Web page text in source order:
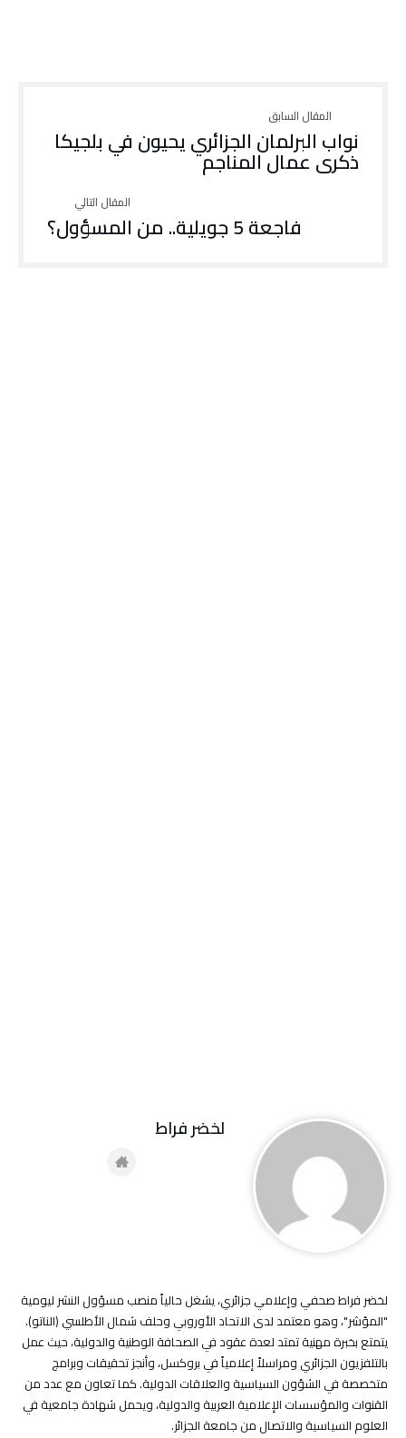
نواب البرلمان الجزائري يحيون في بلجيكا
ذكرى عمال المناجم
فاجعة 5 جويلية.. من المسؤول؟
لخضر فراط
لخضر فراط صحفي وإعلامي جزائري، يشغل حالياً منصب مسؤول النشر ليومية
"المؤشر"، وهو معتمد لدى الاتحاد الأوروبي وحلف شمال الأطلسي (الناتو).
يتمتع بخبرة مهنية تمتد لعدة عقود في الصحافة الوطنية والدولية، حيث عمل
بالتلفزيون الجزائري ومراسلاً إعلامياً في بروكسل، وأنجز تحقيقات وبرامج
متخصصة في الشؤون السياسية والعلاقات الدولية. كما تعاون مع عدد من
القنوات والمؤسسات الإعلامية العربية والدولية، ويحمل شهادة جامعية في
العلوم السياسية والاتصال من جامعة الجزائر.